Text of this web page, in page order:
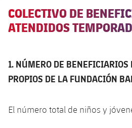
COLECTIVO DE
ATENDIDOS
1. NÚMERO DE BENEFICIARIOS
PROPIOS DE LA FUNDACIÓN
El número total de niños y